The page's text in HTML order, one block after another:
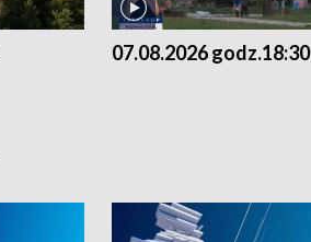
07.08.2026 godz.18:30